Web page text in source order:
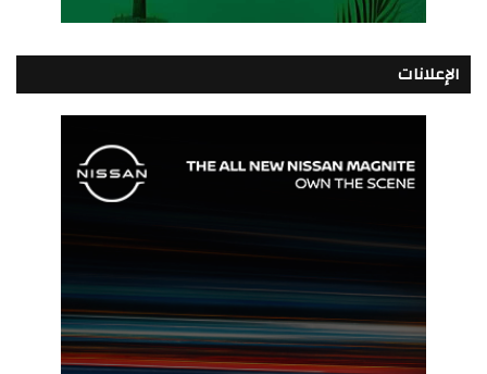
الإعلانات